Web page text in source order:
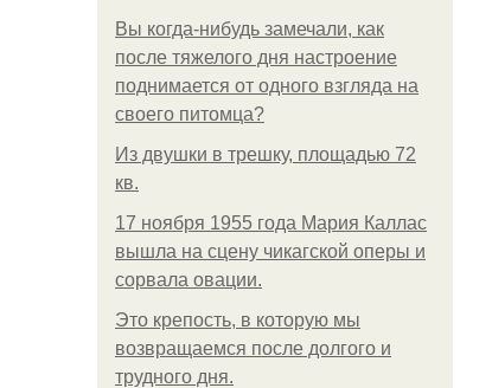
Вы когда-нибудь замечали, как
после тяжелого дня настроение
поднимается от одного взгляда на
своего питомца?
Из двушки в трешку, площадью 72
кв.
17 ноября 1955 года Мария Каллас
вышла на сцену чикагской оперы и
сорвала овации.
Это крепость, в которую мы
возвращаемся после долгого и
трудного дня.